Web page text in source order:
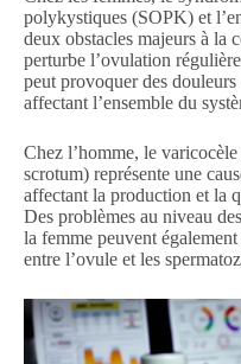
polykystiques (SOPK) et
deux obstacles majeurs à la
perturbe l’ovulation
peut provoquer des
affectant l’ensemble du
Chez l’homme, le
scrotum) représente une
affectant la production et la
Des problèmes au niveau
la femme peuvent
entre l’ovule et les